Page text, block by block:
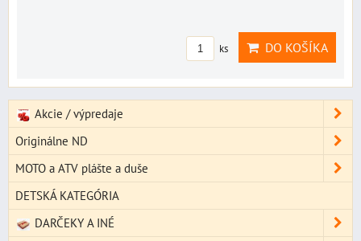
ks DO KOŠÍKA
Akcie / výpredaje
Originálne ND
MOTO a ATV plášte a duše
DETSKÁ KATEGÓRIA
DARČEKY A INÉ